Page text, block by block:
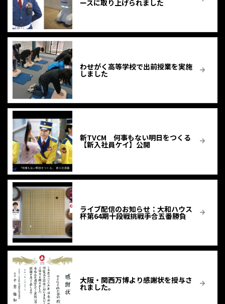
ースに取り上げられました
わせがく高等学校で出前授業を実施
しました
新TVCM 何事もない明日をつくる
【新入社員ケイ】公開
ライブ配信のお知らせ：大和ハウス
杯第64期十段戦挑戦手合五番勝負
大阪・関西万博より感謝状を授与さ
れました。